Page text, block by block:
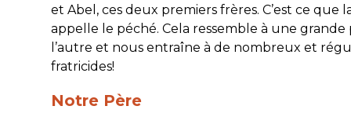
et Abel, ces deux premiers frères. C’est ce que
appelle le péché. Cela ressemble à une grande
l’autre et nous entraîne à de nombreux et
fratricides!
Notre Père